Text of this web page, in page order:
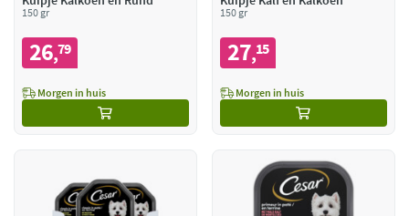
150 gr
26,79
Morgen in huis
150 gr
27,15
Morgen in huis